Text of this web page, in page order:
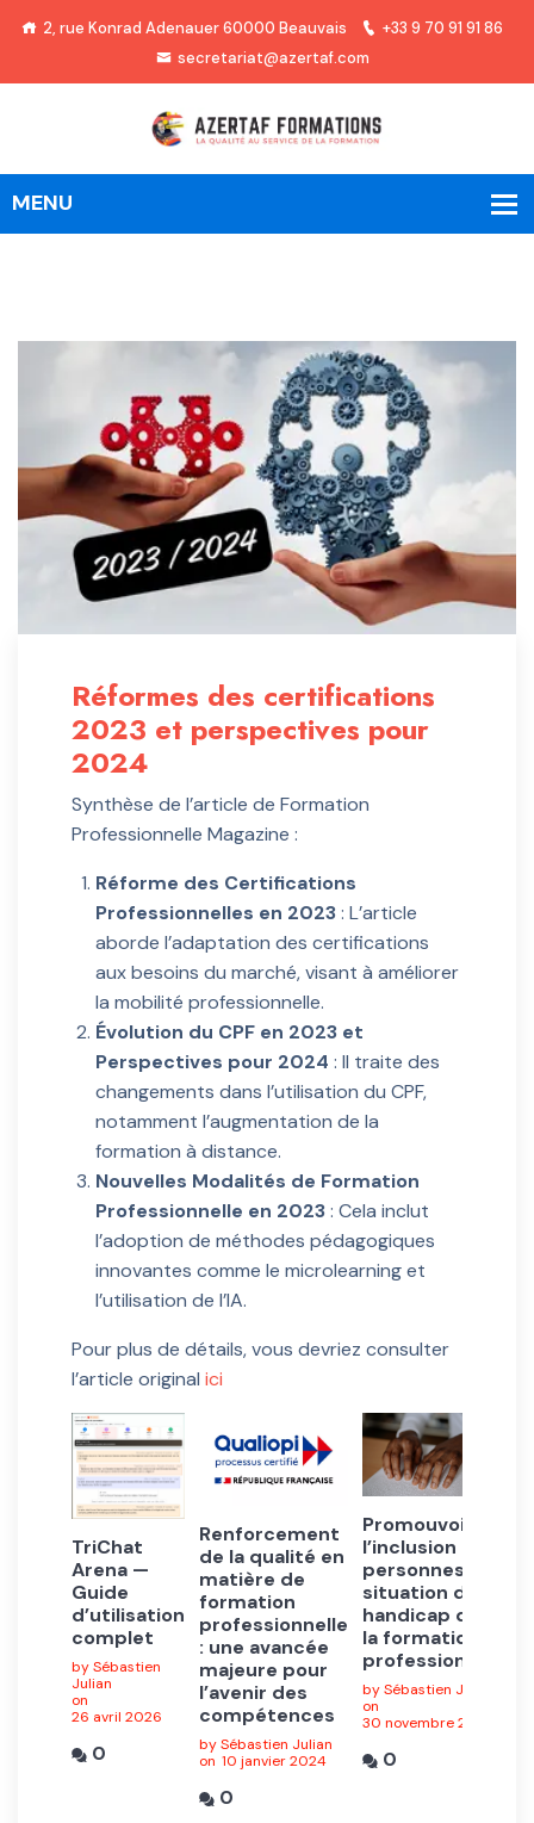
2, rue Konrad Adenauer 60000 Beauvais
+33 9 70 91 91 86
secretariat@azertaf.com
Réformes des certifications
2023 et perspectives pour
2024
Synthèse de l’article de Formation
Professionnelle Magazine :
Réforme des Certifications
Professionnelles en 2023: L’article
aborde l’adaptation des certifications
aux besoins du marché, visant à améliorer
la mobilité professionnelle.
Évolution du CPF en 2023 et
Perspectives pour 2024 : Il traite des
changements dans l’utilisation du CPF,
notamment l’augmentation de la
formation à distance.
Nouvelles Modalités de Formation
Professionnelle en 2023: Cela inclut
l’adoption de méthodes pédagogiques
innovantes comme le microlearning et
l’utilisation de l’IA.
Pour plus de détails, vous devriez consulter
l’article original ici
TriChat
Arena —
Guide
d’utilisation
complet
by Sébastien
Julian
on
26 avril 2026
0
Renforcement
de la qualité en
matière de
formation
professionnelle
: une avancée
majeure pour
l’avenir des
compétences
by Sébastien Julian
on 10 janvier 2024
0
Promouvoir
l’inclusion des
personnes en
situation de
handicap dans
la formation
professionnelle
by Sébastien Julian
on
30 novembre 2024
0